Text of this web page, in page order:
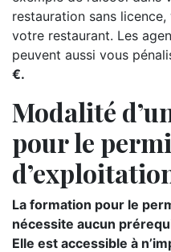
restauration sans
votre restaurant. Les
peuvent aussi vous
€.
Modalité
pour le
La formation pour le
nécessite aucun
Elle est accessible à